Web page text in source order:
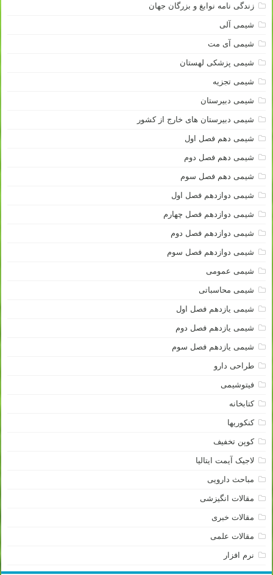
زندگی نامه نوابغ و بزرگان جهان
شیمی آلی
شیمی آی مت
شیمی پزشکی لهستان
شیمی تجزیه
شیمی دبیرستان
شیمی دبیرستان های خارج از کشور
شیمی دهم فصل اول
شیمی دهم فصل دوم
شیمی دهم فصل سوم
شیمی دوازدهم فصل اول
شیمی دوازدهم فصل چهارم
شیمی دوازدهم فصل دوم
شیمی دوازدهم فصل سوم
شیمی عمومی
شیمی محاسباتی
شیمی یازدهم فصل اول
شیمی یازدهم فصل دوم
شیمی یازدهم فصل سوم
طراحی دارو
فیتوشیمی
کتابخانه
کنکوریها
کوپن تخفیف
لاجیک آیمت ایتالیا
مباحث دارویی
مقالات انگیزشی
مقالات خبری
مقالات علمی
نرم افزار